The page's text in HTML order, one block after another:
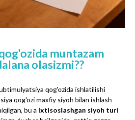
muntazam
olasizmi??
qog'ozida ishlatilishi
qog'ozi maxfiy siyoh bilan ishlash
bu a Ixtisoslashgan siyoh turi